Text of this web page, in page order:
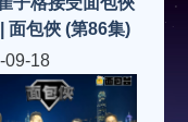
面包俠 (第86集)
09-18